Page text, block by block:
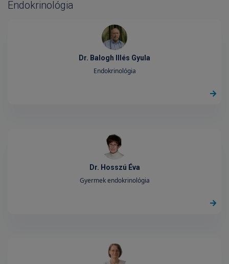
Endokrinológia
Dr. Balogh Illés Gyula
Endokrinológia
Dr. Hosszú Éva
Gyermek endokrinológia